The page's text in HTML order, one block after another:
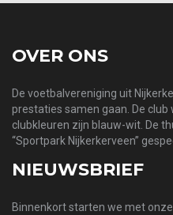
OVER ONS
De voetbalvereniging uit
prestaties samen gaan. De club
clubkleuren zijn blauw-wit. De
“Sportpark Nijkerkerveen”
NIEUWSBRIEF
Binnenkort starten we met